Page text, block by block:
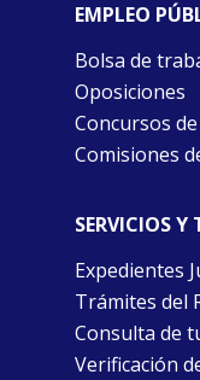
EMPLEO
Bolsa de
Oposiciones
Concursos
Comisiones
SERVICIOS
Expedientes
Trámites del
Consulta de
Verificación